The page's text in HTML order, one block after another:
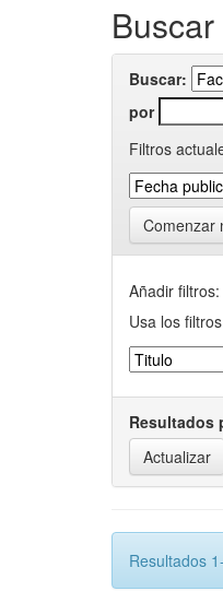
Buscar
Buscar:
por
Filtros
Comenzar
Añadir filtros:
Usa los
Resultados
Resultados